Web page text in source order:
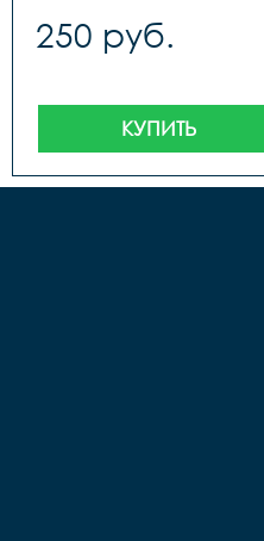
250 руб.
КУПИТЬ